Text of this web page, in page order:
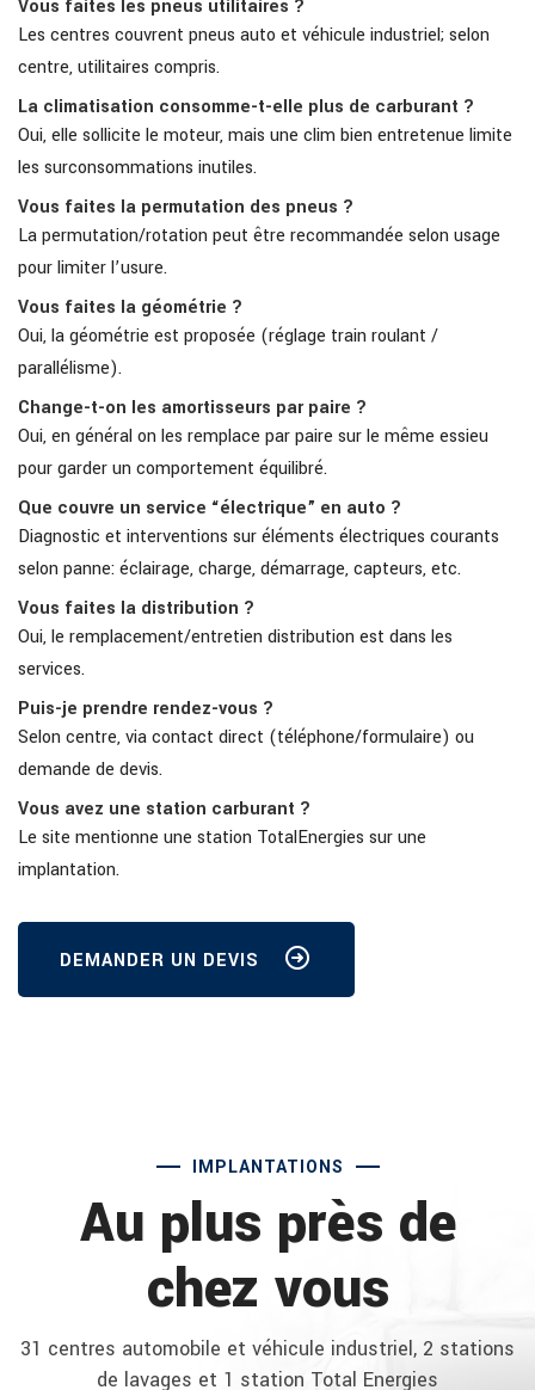
Vous faites les pneus utilitaires ?
Les centres couvrent pneus auto et véhicule industriel; selon
centre, utilitaires compris.
La climatisation consomme-t-elle plus de carburant ?
Oui, elle sollicite le moteur, mais une clim bien entretenue limite
les surconsommations inutiles.
Vous faites la permutation des pneus ?
La permutation/rotation peut être recommandée selon usage
pour limiter l’usure.
Vous faites la géométrie ?
Oui, la géométrie est proposée (réglage train roulant /
parallélisme).
Change-t-on les amortisseurs par paire ?
Oui, en général on les remplace par paire sur le même essieu
pour garder un comportement équilibré.
Que couvre un service “électrique” en auto ?
Diagnostic et interventions sur éléments électriques courants
selon panne: éclairage, charge, démarrage, capteurs, etc.
Vous faites la distribution ?
Oui, le remplacement/entretien distribution est dans les
services.
Puis-je prendre rendez-vous ?
Selon centre, via contact direct (téléphone/formulaire) ou
demande de devis.
Vous avez une station carburant ?
Le site mentionne une station TotalEnergies sur une
implantation.
DEMANDER UN DEVIS
IMPLANTATIONS
Au plus près de
chez vous
31 centres automobile et véhicule industriel, 2 stations
de lavages et 1 station Total Energies